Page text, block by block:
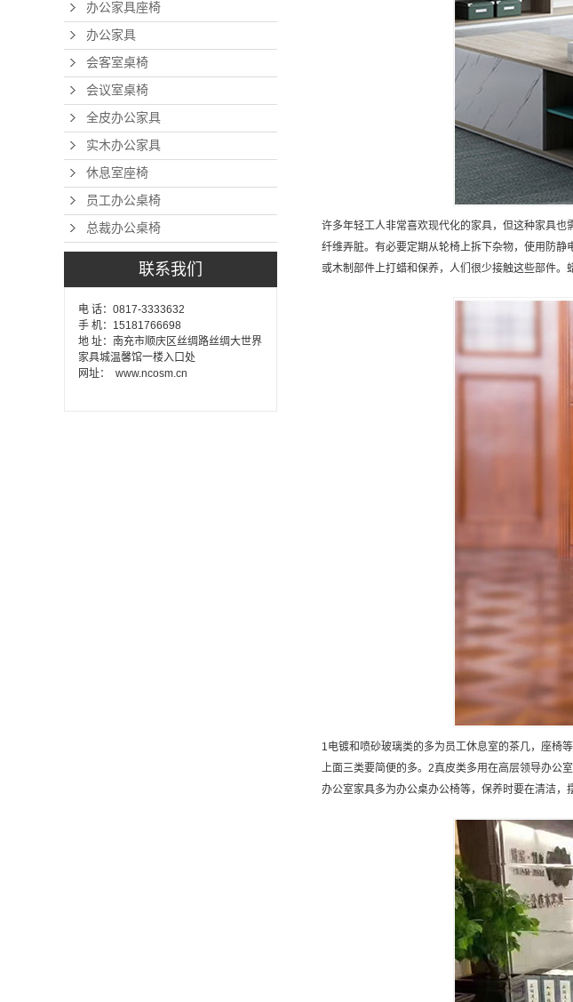
办公家具座椅
办公家具
会客室桌椅
会议室桌椅
全皮办公家具
实木办公家具
休息室座椅
员工办公桌椅
总裁办公桌椅
联系我们
电 话：0817-3333632
手 机：15181766698
地 址：南充市顺庆区丝绸路丝绸大世界
家具城温馨馆一楼入口处
网址： www.ncosm.cn
许多年轻工人非常喜欢现代化的家具，但这种家具也
纤维弄脏。有必要定期从轮椅上拆下杂物，使用防
或木制部件上打蜡和保养，人们很少接触这些部件。
1电镀和喷砂玻璃类的多为员工休息室的茶几，座椅
上面三类要简便的多。2真皮类多用在高层领导办公
办公室家具多为办公桌办公椅等，保养时要在清洁，